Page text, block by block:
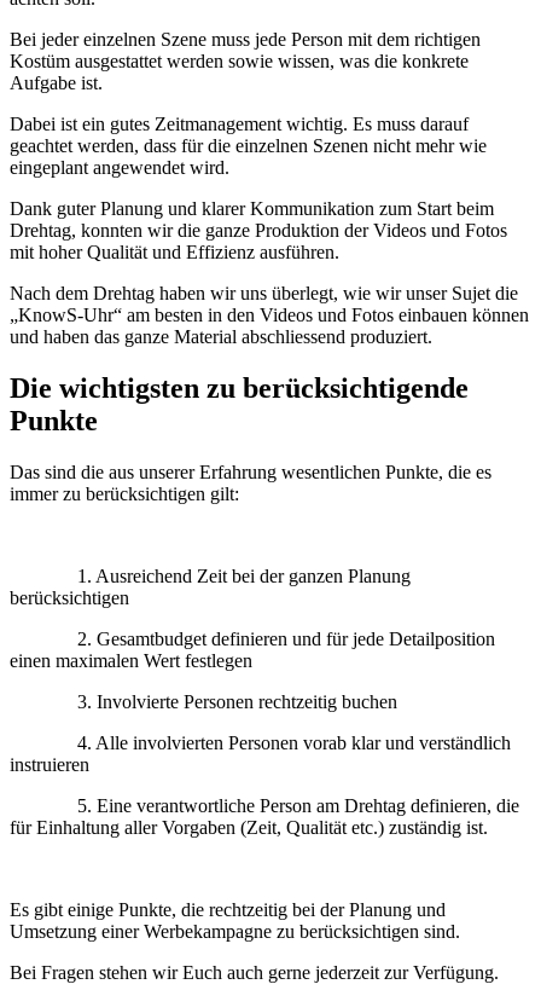
Bei jeder einzelnen Szene muss jede Person mit dem richtigen
Kostüm ausgestattet werden sowie wissen, was die konkrete
Aufgabe ist.
Dabei ist ein gutes Zeitmanagement wichtig. Es muss darauf
geachtet werden, dass für die einzelnen Szenen nicht mehr wie
eingeplant angewendet wird.
Dank guter Planung und klarer Kommunikation zum Start beim
Drehtag, konnten wir die ganze Produktion der Videos und Fotos
mit hoher Qualität und Effizienz ausführen.
Nach dem Drehtag haben wir uns überlegt, wie wir unser Sujet die
„KnowS-Uhr“ am besten in den Videos und Fotos einbauen können
und haben das ganze Material abschliessend produziert.
Die wichtigsten zu berücksichtigende
Punkte
Das sind die aus unserer Erfahrung wesentlichen Punkte, die es
immer zu berücksichtigen gilt:
1. Ausreichend Zeit bei der ganzen Planung
berücksichtigen
2. Gesamtbudget definieren und für jede Detailposition
einen maximalen Wert festlegen
3. Involvierte Personen rechtzeitig buchen
4. Alle involvierten Personen vorab klar und verständlich
instruieren
5. Eine verantwortliche Person am Drehtag definieren, die
für Einhaltung aller Vorgaben (Zeit, Qualität etc.) zuständig ist.
Es gibt einige Punkte, die rechtzeitig bei der Planung und
Umsetzung einer Werbekampagne zu berücksichtigen sind.
Bei Fragen stehen wir Euch auch gerne jederzeit zur Verfügung.